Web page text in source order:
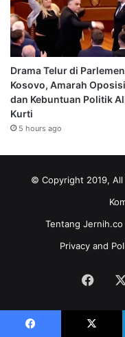
Drama Telur di Parlemen
Kosovo, Amarah Oposisi
dan Kebuntuan Politik
Kurti
5 hours ago
© Copyright 2019,
Tentang Jernih.co
Privacy and